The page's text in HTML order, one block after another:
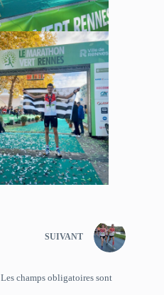
SUIVANT
Les champs obligatoires sont